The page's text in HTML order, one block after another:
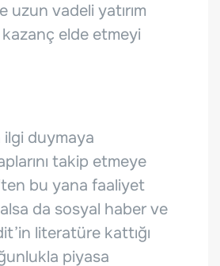
vadeli yatırım
elde etmeyi
ilgi duymaya
takip etmeye
bu yana faaliyet
da sosyal haber ve
literatüre kattığı
piyasa